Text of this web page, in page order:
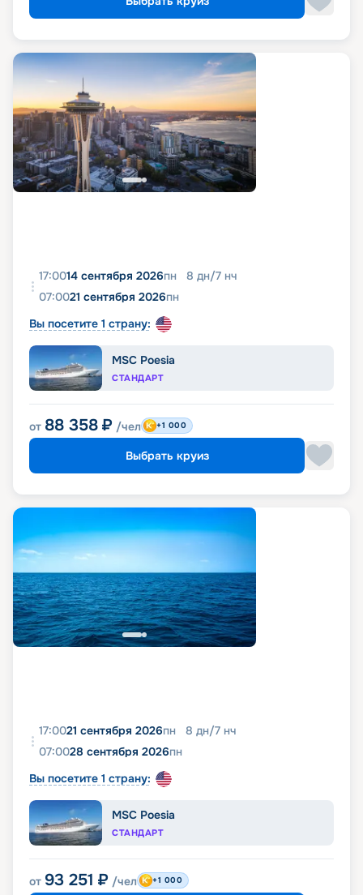
17:0014 сентября 2026пн 8 дн/7 нч
07:0021 сентября 2026пн
Вы посетите 1 страну:
MSC Poesia
СТАНДАРТ
от 88 358 ₽ /чел +1 000
Выбрать круиз
17:0021 сентября 2026пн 8 дн/7 нч
07:0028 сентября 2026пн
Вы посетите 1 страну:
MSC Poesia
СТАНДАРТ
от 93 251 ₽ /чел +1 000